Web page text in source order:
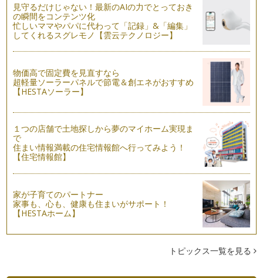
つくばの研究機関、一般公開の日をレポート！
今年も科学技術週間の季節がやってきました。毎年、この季節
はどきどきわくわく！日本一、研究所…
研究所に行って遊ぼう♪（つくば・科学技術週間 一般公開）
「科学の街」つくば市には、研究機関がとても多いのですが、
今月は、それらの研究機関に入れるチ…
みなさんは、「授乳服」をご存知ですか？赤ちゃんにおっぱい
をあげるときに、服をたくしあげなく…
みんなで「おおきな応援旗」を作ろう！
２０１０年１１月２３日、幼稚園生から大人まで５００人が参
筑波山梅まつり＋「がんばる。つくば！」応援旗イベント
こんにちは。みなさまいかがお過ごしですか？寒い毎日です
が、少しずつ、春の気配を感じるこの頃…
この春、茨城県で「子育てタクシー」がスタートすることにな
見守るだけじゃない！最新のAIの力でとっておき
の瞬間をコンテンツ化
忙しいママやパパに代わって「記録」&「編集」
してくれるスグレモノ【雲云テクノロジー】
物価高で固定費を見直すなら
超軽量ソーラーパネルで節電＆創エネがおすすめ
【HESTAソーラー】
１つの店舗で土地探しから夢のマイホーム実現ま
で
住まい情報満載の住宅情報館へ行ってみよう！
【住宅情報館】
家が子育てのパートナー
家事も、心も、健康も住まいがサポート！
【HESTAホーム】
トピックス一覧を見る